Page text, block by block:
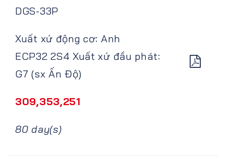
DGS-33P
Xuất xứ động cơ: Anh
ECP32 2S4 Xuất xứ đầu phát:
G7 (sx Ấn Độ)
309,353,251
80 day(s)